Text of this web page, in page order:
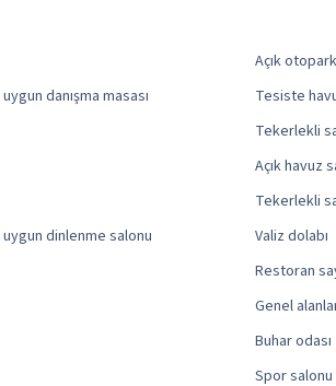
Açık otopark
danışma masası
Tesiste
Tekerlekli
Açık havuz
Tekerlekli
dinlenme salonu
Valiz dolabı
Restoran
Genel
Buhar odası
Spor salonu